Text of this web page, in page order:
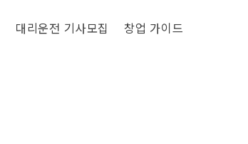
대리운전 기사모집 창업 가이드